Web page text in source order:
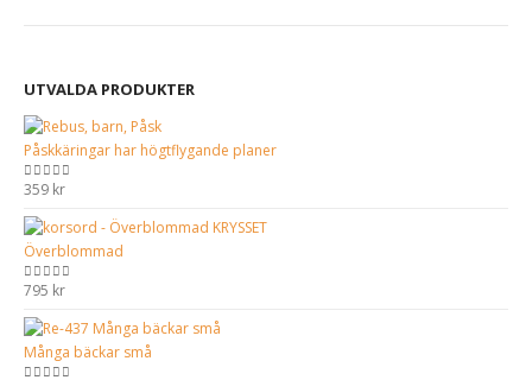
UTVALDA PRODUKTER
Påskkäringar har högtflygande planer
0out of 5
359 kr
Överblommad
0out of 5
795 kr
Många bäckar små